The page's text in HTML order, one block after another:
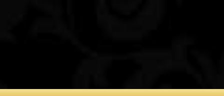
NA
SPRZEDAŻ –